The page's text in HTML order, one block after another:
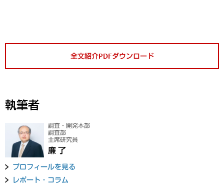
全文紹介PDFダウンロード
執筆者
調査・開発本部
調査部
主席研究員
廉 了
プロフィールを見る
レポート・コラム